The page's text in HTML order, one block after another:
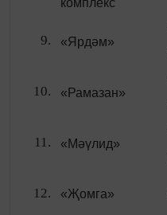
«Ярдәм»
«Рамазан»
«Мәүлид»
«Җомга»